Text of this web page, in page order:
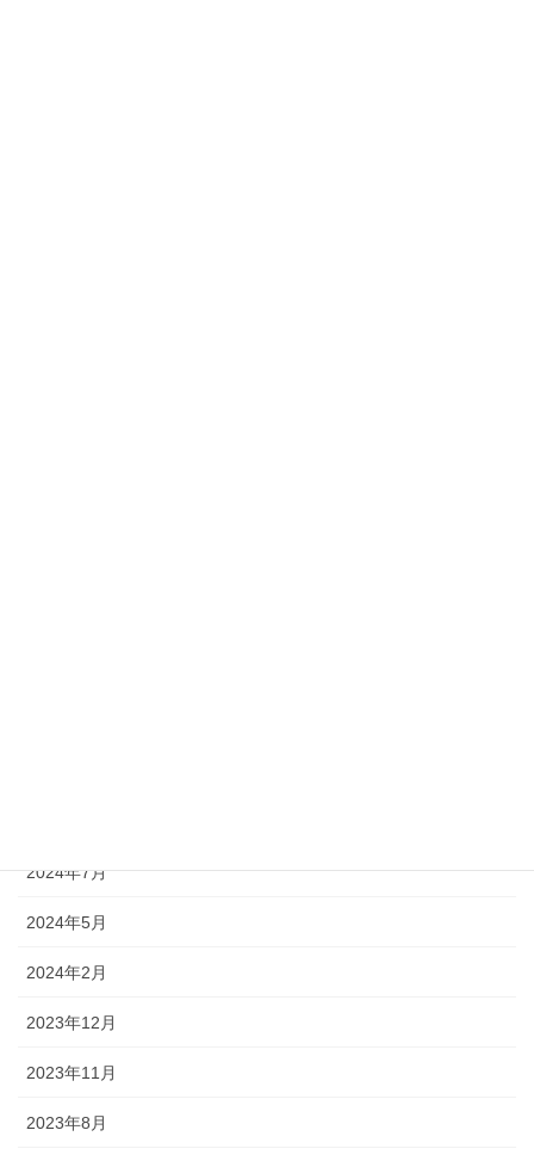
2024年7月
2024年5月
2024年2月
2023年12月
2023年11月
2023年8月